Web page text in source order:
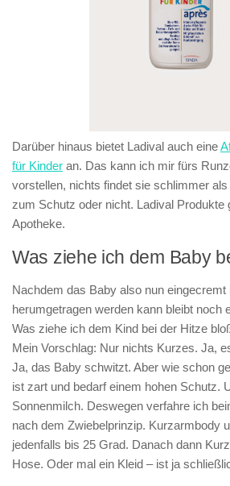
Darüber hinaus bietet Ladival auch eine
für Kinder an. Das kann ich mir fürs
vorstellen, nichts findet sie schlimmer
zum Schutz oder nicht. Ladival Produkte
Apotheke.
Was ziehe ich dem Baby
Nachdem das Baby also nun eingecremt
herumgetragen werden kann bleibt noch
Was ziehe ich dem Kind bei der Hitze
Mein Vorschlag: Nur nichts Kurzes. Ja,
Ja, das Baby schwitzt. Aber wie schon
ist zart und bedarf einem hohen Schutz.
Sonnenmilch. Deswegen verfahre ich
nach dem Zwiebelprinzip. Kurzarmbody
jedenfalls bis 25 Grad. Danach dann
Hose. Oder mal ein Kleid – ist ja